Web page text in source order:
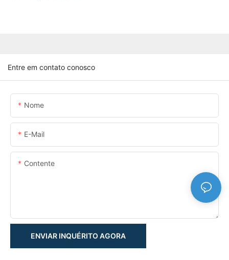
Entre em contato conosco
Nome
E-Mail
Contente
ENVIAR INQUÉRITO AGORA